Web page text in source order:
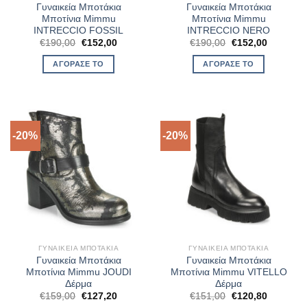
Γυναικεία Μποτάκια
Μποτίνια Mimmu
INTRECCIO FOSSIL
€190,00 Original
was:
€190,00.
€152,00Η
ΑΓΌΡΑΣΈ ΤΟ
Γυναικεία Μποτάκια
Μποτίνια Mimmu
INTRECCIO NERO
€190,00 Original
was:
€190,00.
€152,00Η
ΑΓΌΡΑΣΈ ΤΟ
-20%
ΓΥΝΑΙΚΕΊΑ ΜΠΟΤΆΚΙΑ
Γυναικεία Μποτάκια
Μποτίνια Mimmu JOUDI
Δέρμα
€159,00 Original
€127,20Η
-20%
ΓΥΝΑΙΚΕΊΑ ΜΠΟΤΆΚΙΑ
Γυναικεία Μποτάκια
Μποτίνια Mimmu VITELLO
Δέρμα
€151,00 Original
€120,80Η